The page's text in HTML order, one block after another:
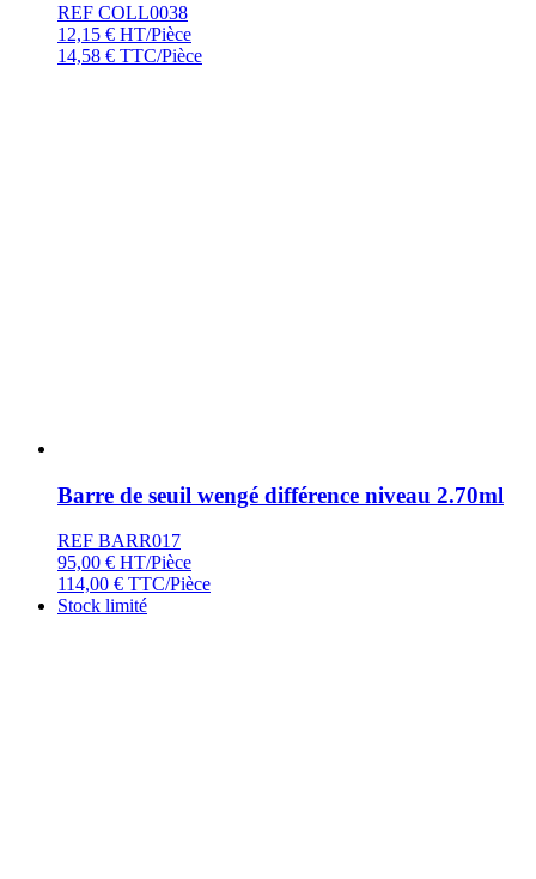
REF COLL0038
12,15 € HT/Pièce
14,58 € TTC/Pièce
Barre de seuil wengé différence niveau 2.70ml
REF BARR017
95,00 € HT/Pièce
114,00 € TTC/Pièce
Stock limité